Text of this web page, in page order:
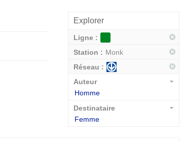
Explorer
Ligne :
Station : Monk
Réseau :
Auteur
Homme
Destinataire
Femme